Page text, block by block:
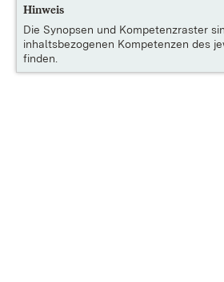
Hinweis
Die Synopsen und Kompetenzraster
inhaltsbezogenen Kompetenzen des
finden.